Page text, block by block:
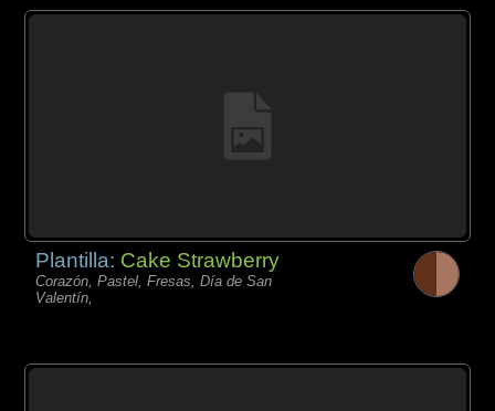
Plantilla: Cake Strawberry
Corazón, Pastel, Fresas, Día de San
Valentín,